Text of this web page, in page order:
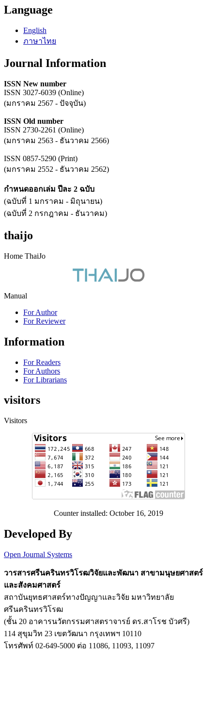
Language
English
ภาษาไทย
Journal Information
ISSN New number
ISSN 3027-6039 (Online)
(มกราคม 2567 - ปัจจุบัน)
ISSN Old number
ISSN 2730-2261 (Online)
(มกราคม 2563 - ธันวาคม 2566)
ISSN 0857-5290 (Print)
(มกราคม 2552 - ธันวาคม 2562)
กำหนดออกเล่ม ปีละ 2 ฉบับ
(ฉบับที่ 1 มกราคม - มิถุนายน)
(ฉบับที่ 2 กรกฎาคม - ธันวาคม)
thaijo
Home ThaiJo
Manual
For Author
For Reviewer
Information
For Readers
For Authors
For Librarians
visitors
Visitors
Counter installed: October 16, 2019
Developed By
Open Journal Systems
วารสารศรีนครินทรวิโรฒวิจัยและพัฒนา สาขามนุษยศาสตร์
และสังคมศาสตร์
สถาบันยุทธศาสตร์ทางปัญญาและวิจัย มหาวิทยาลัย
ศรีนครินทรวิโรฒ
(ชั้น 20 อาคารนวัตกรรมศาสตราจารย์ ดร.สาโรช บัวศรี)
114 สุขุมวิท 23 เขตวัฒนา กรุงเทพฯ 10110
โทรศัพท์ 02-649-5000 ต่อ 11086, 11093, 11097